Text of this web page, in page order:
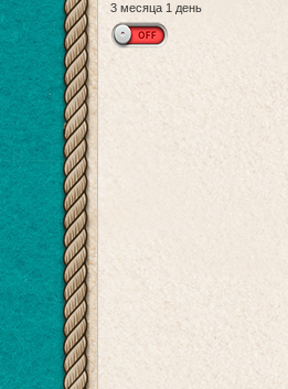
3 месяца 1 день